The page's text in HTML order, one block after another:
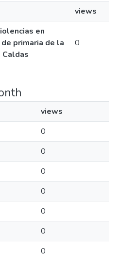
views
en
primaria de la
Caldas
0
views
0
0
0
0
0
0
0